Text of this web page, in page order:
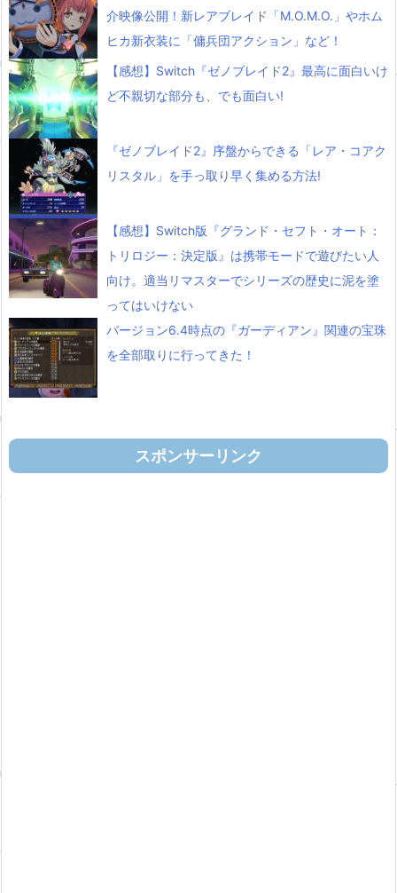
介映像公開！新レアブレイド「M.O.M.O.」やホム
ヒカ新衣装に「傭兵団アクション」など！
【感想】Switch『ゼノブレイド2』最高に面白いけ
ど不親切な部分も、でも面白い!
『ゼノブレイド2』序盤からできる「レア・コアク
リスタル」を手っ取り早く集める方法!
【感想】Switch版『グランド・セフト・オート：
トリロジー：決定版』は携帯モードで遊びたい人
向け。適当リマスターでシリーズの歴史に泥を塗
ってはいけない
バージョン6.4時点の『ガーディアン』関連の宝珠
を全部取りに行ってきた！
スポンサーリンク